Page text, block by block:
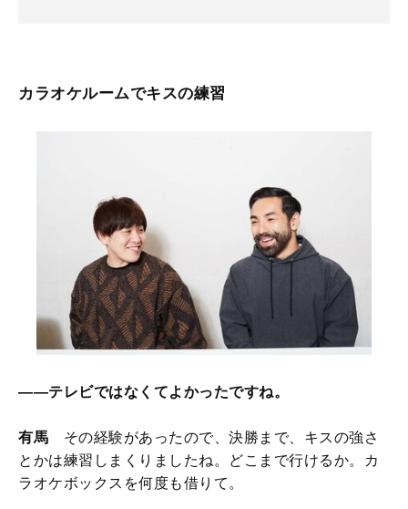
カラオケルームでキスの練習
——テレビではなくてよかったですね。
有馬 その経験があったので、決勝まで、キスの強さ
とかは練習しまくりましたね。どこまで行けるか。カ
ラオケボックスを何度も借りて。